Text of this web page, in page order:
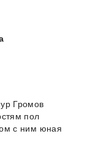
Громов
пол
с ним юная